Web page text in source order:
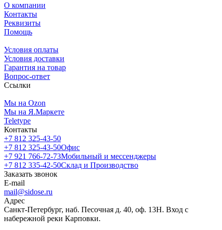
О компании
Контакты
Реквизиты
Помощь
Условия оплаты
Условия доставки
Гарантия на товар
Вопрос-ответ
Ссылки
Мы на Ozon
Мы на Я.Маркете
Teletype
Контакты
+7 812 325-43-50
+7 812 325-43-50Офис
+7 921 766-72-73Мобильный и мессенджеры
+7 812 335-42-50Склад и Производство
Заказать звонок
E-mail
mail@sidose.ru
Адрес
Санкт-Петербург, наб. Песочная д. 40, оф. 13Н. Вход с
набережной реки Карповки.